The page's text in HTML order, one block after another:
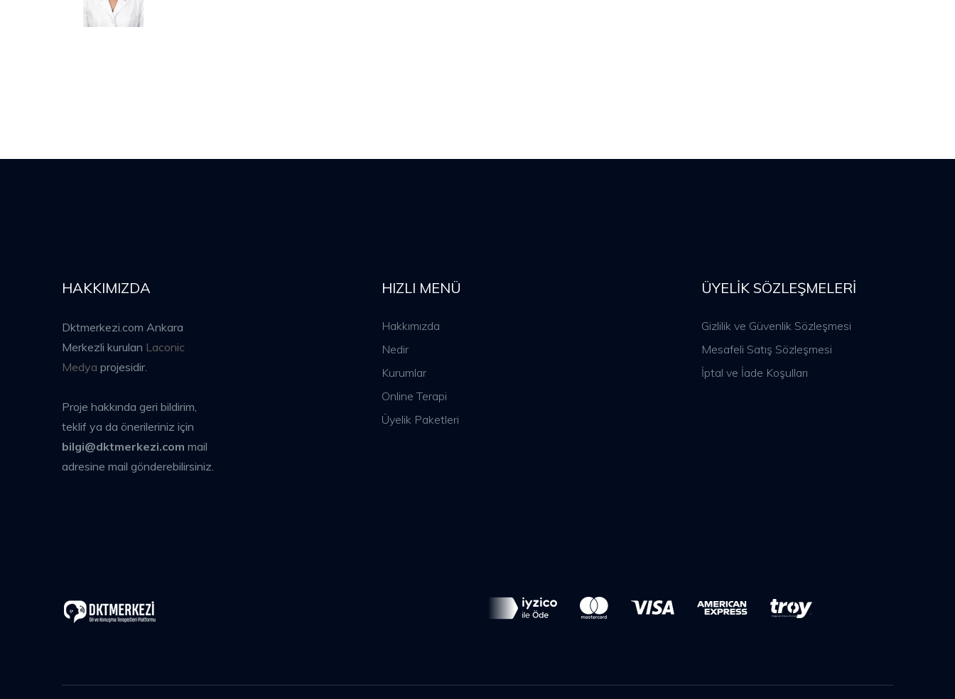
HAKKIMIZDA
Dktmerkezi.com Ankara
Merkezli kurulan Laconic
Medya projesidir.
Proje hakkında geri bildirim,
teklif ya da önerileriniz için
bilgi@dktmerkezi.com mail
adresine mail gönderebilirsiniz.
HIZLI MENÜ
Hakkımızda
Nedir
Kurumlar
Online Terapi
Üyelik Paketleri
ÜYELIK SÖZLEŞMELERI
Gizlilik ve Güvenlik Sözleşmesi
Mesafeli Satış Sözleşmesi
İptal ve İade Koşulları